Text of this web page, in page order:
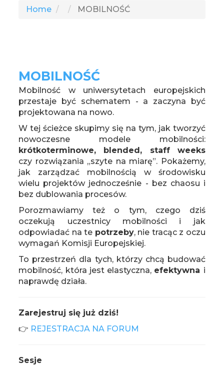
Home MOBILNOŚĆ
MOBILNOŚĆ
Mobilność w uniwersytetach europejskich
przestaje być schematem - a zaczyna być
projektowana na nowo.
W tej ścieżce skupimy się na tym, jak tworzyć
nowoczesne modele mobilności:
krótkoterminowe, blended, staff weeks
czy rozwiązania „szyte na miarę”. Pokażemy,
jak zarządzać mobilnością w środowisku
wielu projektów jednocześnie - bez chaosu i
bez dublowania procesów.
Porozmawiamy też o tym, czego dziś
oczekują uczestnicy mobilności i jak
odpowiadać na te potrzeby, nie tracąc z oczu
wymagań Komisji Europejskiej.
To przestrzeń dla tych, którzy chcą budować
mobilność, która jest elastyczna, efektywna i
naprawdę działa.
Zarejestruj się już dziś!
👉 REJESTRACJA NA FORUM
Sesje